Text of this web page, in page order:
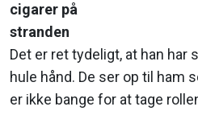
cigarer på
stranden
Det er ret tydeligt, at han har
hule hånd. De ser op til ham
er ikke bange for at tage